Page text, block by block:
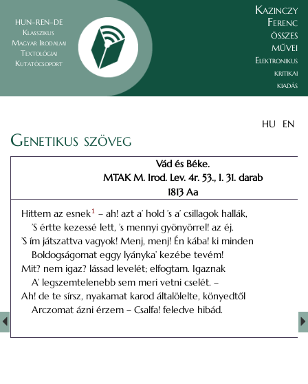
HUN–REN–DE
Klasszikus
Magyar Irodalmi
Textológiai
Kutatócsoport
Kazinczy
Ferenc
összes
művei
Elektronikus
kritikai
kiadás
HU EN
Genetikus szöveg
Vád és Béke.
MTAK M. Irod. Lev. 4r. 53., I. 31. darab
1813 Aa
Hittem az esnek1
– ah! azt a’ hold ’s a’ csillagok hallák,
’S értte kezessé lett, ’s mennyi gyönyörrel! az éj.
’S ím játszattva vagyok! Menj, menj! Én kába! ki minden
Boldogságomat eggy lyányka’ kezébe tevém!
Mit? nem igaz? lássad levelét; elfogtam. Igaznak
A’ legszemtelenebb sem meri vetni cselét. –
Ah! de te sírsz, nyakamat karod általölelte, könyedtől
Arczomat ázni érzem – Csalfa! feledve hibád.